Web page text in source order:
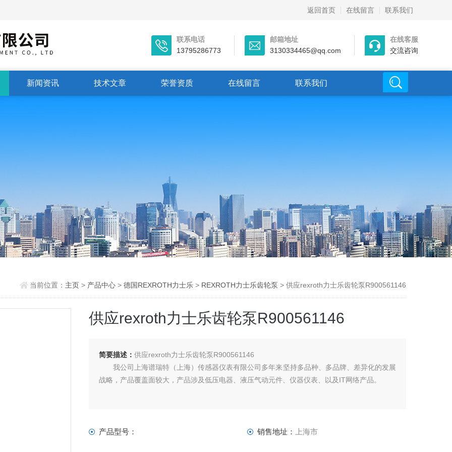
返回首页 在线留言 联系我们
联系电话
13795286773
邮箱地址
3130334465@qq.com
在线客服
交流咨询
新闻资讯 技术文章 荣誉资质 在线留言 联系我们
当前位置： 主页 > 产品中心> 德国REXROTH力士乐> REXROTH力士乐齿轮泵 > 供应rexroth力士乐齿轮泵R900561146
供应rexroth力士乐齿轮泵R900561146
简要描述：供应rexroth力士乐齿轮泵R900561146
我公司上海谱瑞特（上海）传感器仪表有限公司多年来坚持多品种、多品牌、差异化的发展
战略，产品覆盖面较大，产品涉及低压电器、液压气动元件、仪器仪表、以及IT网络产品。
产品型号： 销售地址： 上海市